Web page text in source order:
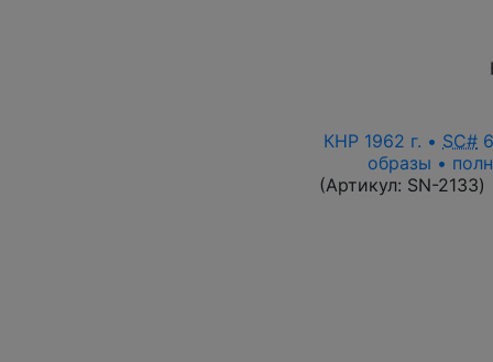
КНР 1962 г. • SC#
образы •
(Артикул: SN-2133)